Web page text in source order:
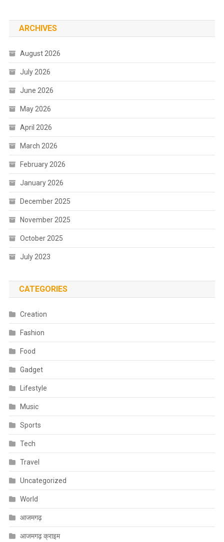
ARCHIVES
August 2026
July 2026
June 2026
May 2026
April 2026
March 2026
February 2026
January 2026
December 2025
November 2025
October 2025
July 2023
CATEGORIES
Creation
Fashion
Food
Gadget
Lifestyle
Music
Sports
Tech
Travel
Uncategorized
World
आजमगढ़
आजमगढ़ क्राइम